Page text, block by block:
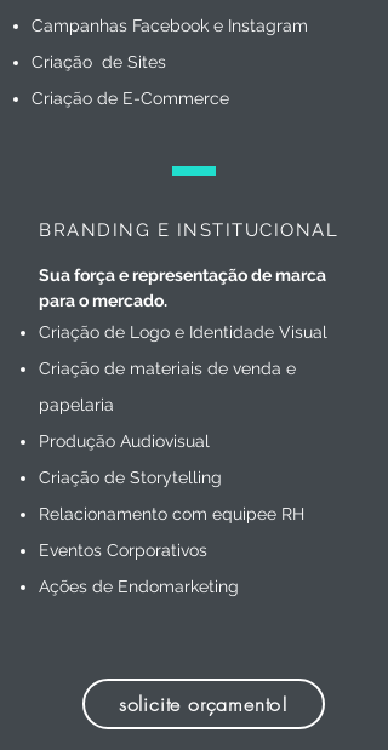
Campanhas Facebook e Instagram
Criação de Sites
Criação de E-Commerce
BRANDING E INSTITUCIONAL
Sua força e representação de marca
para o mercado.
Criação de Logo e Identidade Visual
Criação de materiais de venda e
papelaria
Produção Audiovisual
Criação de Storytelling
Relacionamento com equipee RH
Eventos Corporativos
Ações de Endomarketing
solicite orçamento!